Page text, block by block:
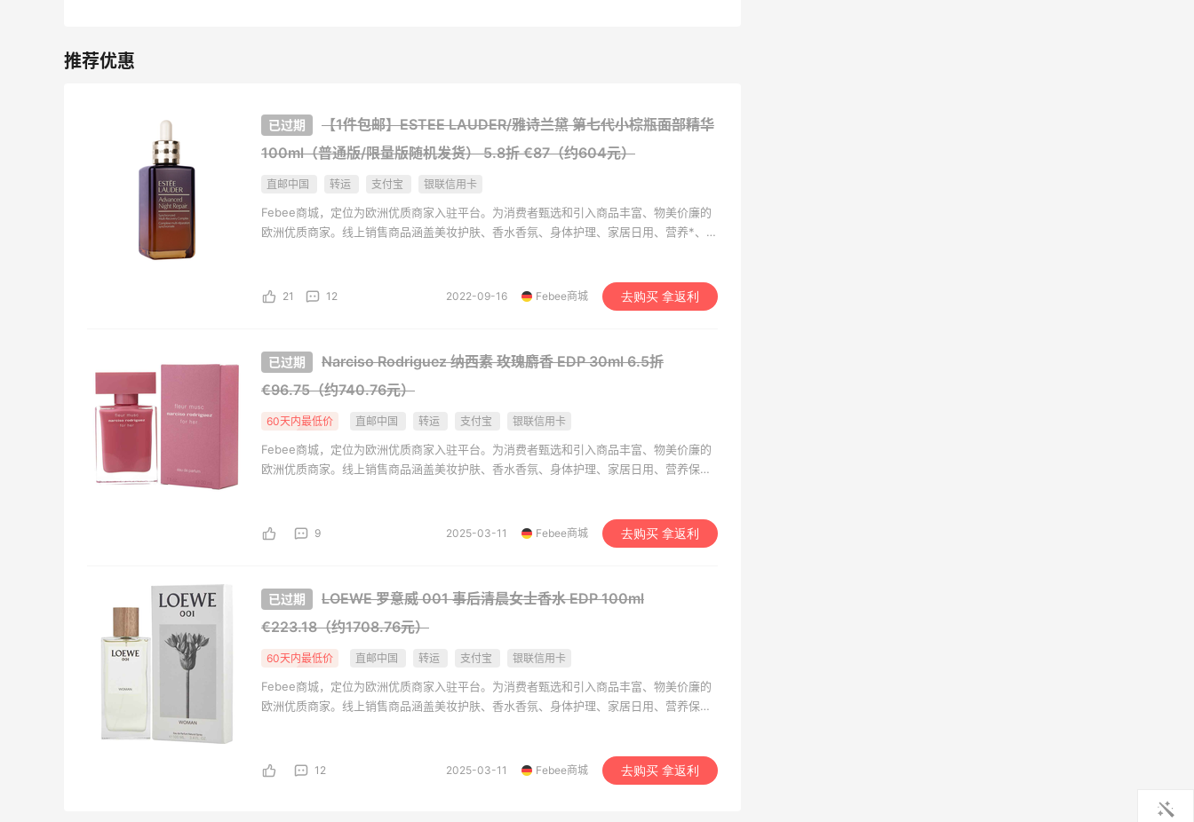
【1件包邮】ESTEE LAUDER/雅诗兰黛 第七代小棕瓶面部精华
100ml（普通版/限量版随机发货）5.8折 €87（约604元）
直邮中国 转运 支付宝 银联信用卡
Febee商城，定位为欧洲优质商家入驻平台。为消费者甄选和引入商品丰富、物美价廉的
欧洲优质商家。线上销售商品涵盖美妆护肤、香水香氛、身体护理、家居日用、营养*、轻
Cosmetic、德国综合性线上*房Apotheke以及意大利大型奢侈品买手集团ICNC三大商
21 12 2022-09-16 Febee商城 去购买 拿返利
Narciso Rodriguez 纳西素 玫瑰麝香 EDP 30ml6.5折
€96.75（约740.76元）
60天内最低价 直邮中国 转运 支付宝 银联信用卡
Febee商城，定位为欧洲优质商家入驻平台。为消费者甄选和引入商品丰富、物美价廉的
欧洲优质商家。线上销售商品涵盖美妆护肤、香水香氛、身体护理、家居日用、营养保
Cosmo Cosmetic、德国综合性线上药房Apotheke以及意大利大型奢侈品买手集团ICNC
9 2025-03-11 Febee商城 去购买 拿返利
LOEWE 罗意威 001 事后清晨女士香水 EDP 100ml
€223.18（约1708.76元）
60天内最低价 直邮中国 转运 支付宝 银联信用卡
Febee商城，定位为欧洲优质商家入驻平台。为消费者甄选和引入商品丰富、物美价廉的
欧洲优质商家。线上销售商品涵盖美妆护肤、香水香氛、身体护理、家居日用、营养保
Cosmo Cosmetic、德国综合性线上药房Apotheke以及意大利大型奢侈品买手集团ICNC
12 2025-03-11 Febee商城 去购买 拿返利